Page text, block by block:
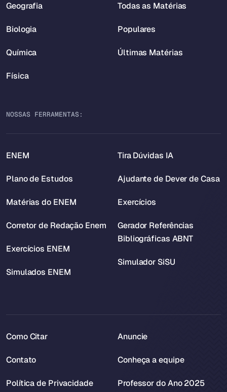
Geografia
Biologia
Química
Física
Todas as Matérias
Populares
Últimas Matérias
NOSSAS FERRAMENTAS:
ENEM
Plano de Estudos
Matérias do ENEM
Corretor de Redação Enem
Exercícios ENEM
Simulados ENEM
Tira Dúvidas IA
Ajudante de Dever de Casa
Exercícios
Gerador Referências
Bibliográficas ABNT
Simulador SiSU
Como Citar
Contato
Política de Privacidade
Anuncie
Conheça a equipe
Professor do Ano 2025